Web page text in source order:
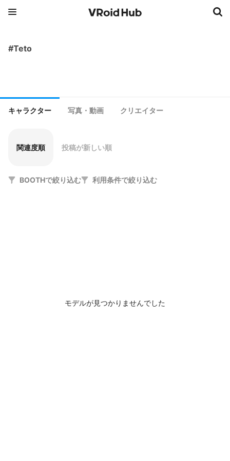
#Teto
キャラクター 写真・動画 クリエイター
関連度順 投稿が新しい順
BOOTHで絞り込む 利用条件で絞り込む
モデルが見つかりませんでした